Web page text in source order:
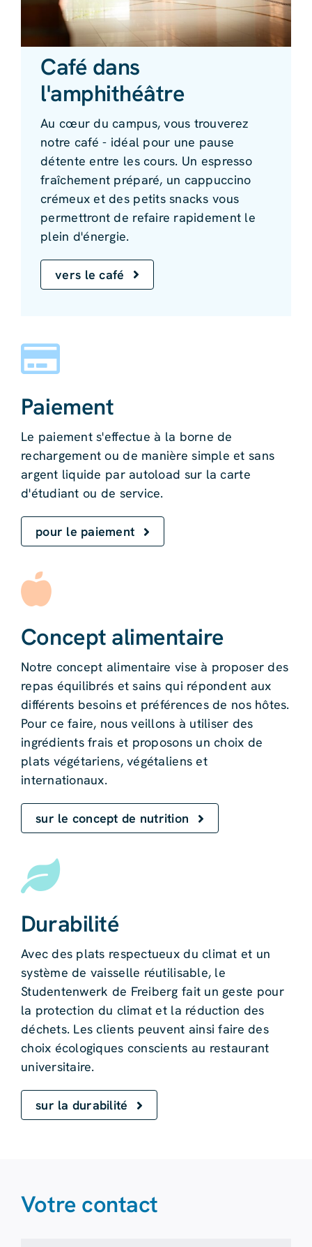
Café dans
l'amphithéâtre
Au cœur du campus, vous trouverez
notre café - idéal pour une pause
détente entre les cours. Un espresso
fraîchement préparé, un cappuccino
crémeux et des petits snacks vous
permettront de refaire rapidement le
plein d'énergie.
vers le café
Paiement
Le paiement s'effectue à la borne de
rechargement ou de manière simple et sans
argent liquide par autoload sur la carte
d'étudiant ou de service.
pour le paiement
Concept alimentaire
Notre concept alimentaire vise à proposer des
repas équilibrés et sains qui répondent aux
différents besoins et préférences de nos hôtes.
Pour ce faire, nous veillons à utiliser des
ingrédients frais et proposons un choix de
plats végétariens, végétaliens et
internationaux.
sur le concept de nutrition
Durabilité
Avec des plats respectueux du climat et un
système de vaisselle réutilisable, le
Studentenwerk de Freiberg fait un geste pour
la protection du climat et la réduction des
déchets. Les clients peuvent ainsi faire des
choix écologiques conscients au restaurant
universitaire.
sur la durabilité
Votre contact